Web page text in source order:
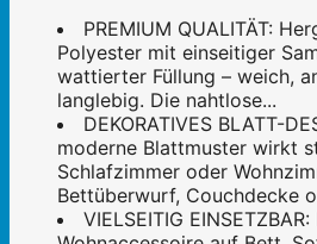
PREMIUM QUALITÄT:
Polyester mit einseitiger
wattierter Füllung – weich,
langlebig. Die nahtlose...
DEKORATIVES BLATT-
moderne Blattmuster wirkt
Schlafzimmer oder
Bettüberwurf, Couchdecke
VIELSEITIG